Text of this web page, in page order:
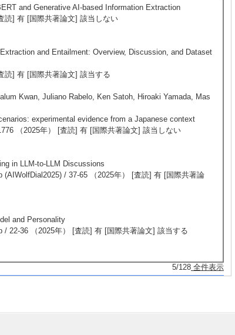
and Generative AI-based Information Extraction
読] 有 [国際共著論文] 該当しない
and Entailment: Overview, Discussion, and Dataset
読] 有 [国際共著論文] 該当する
Kwan, Juliano Rabelo, Ken Satoh, Hiroaki Yamada, Mas
experimental evidence from a Japanese context
（2025年） [査読] 有 [国際共著論文] 該当しない
in LLM-to-LLM Discussions
/ 37-65 （2025年） [査読] 有 [国際共著論
and Personality
22-36 （2025年） [査読] 有 [国際共著論文] 該当する
5/128 全件表示